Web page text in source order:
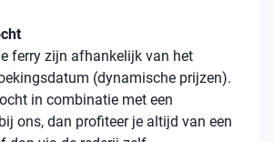
ferry zijn afhankelijk van het
(dynamische prijzen).
in combinatie met een
ons, dan profiteer je altijd van een